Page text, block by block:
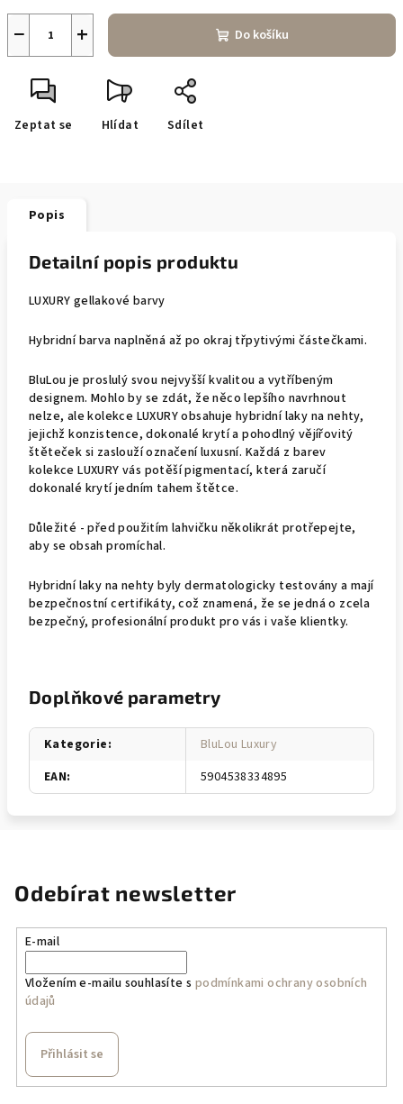
+
− Do košíku
Zeptat se Hlídat Sdílet
Popis
Detailní popis produktu
LUXURY gellakové barvy
Hybridní barva naplněná až po okraj třpytivými částečkami.
BluLou je proslulý svou nejvyšší kvalitou a vytříbeným
designem. Mohlo by se zdát, že něco lepšího navrhnout
nelze, ale kolekce LUXURY obsahuje hybridní laky na nehty,
jejichž konzistence, dokonalé krytí a pohodlný vějířovitý
štěteček si zaslouží označení luxusní. Každá z barev
kolekce LUXURY vás potěší pigmentací, která zaručí
dokonalé krytí jedním tahem štětce.
Důležité - před použitím lahvičku několikrát protřepejte,
aby se obsah promíchal.
Hybridní laky na nehty byly dermatologicky testovány a mají
bezpečnostní certifikáty, což znamená, že se jedná o zcela
bezpečný, profesionální produkt pro vás i vaše klientky.
Doplňkové parametry
Kategorie:
BluLou Luxury
EAN: 5904538334895
Odebírat newsletter
E-mail
Vložením e-mailu souhlasíte s podmínkami ochrany osobních
údajů
Přihlásit se